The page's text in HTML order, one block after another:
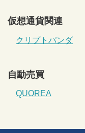
仮想通貨関連
クリプトパンダ
自動売買
QUOREA